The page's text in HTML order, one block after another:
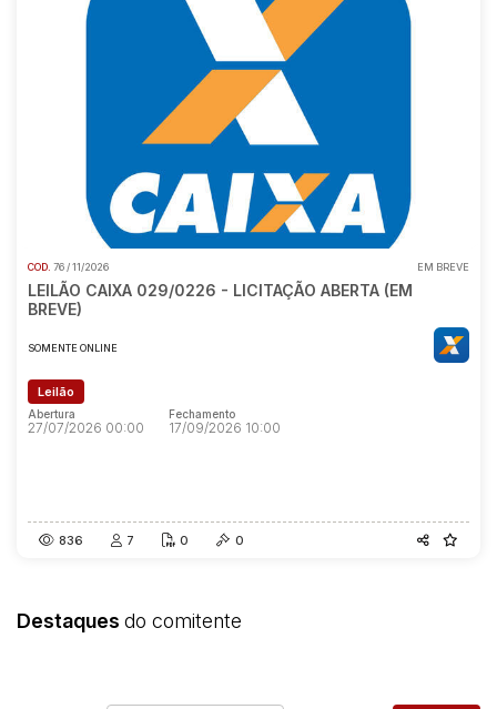
Faixa de valor
R$
COD. 76 / 11/2026 EM BREVE
LEILÃO CAIXA 029/0226 - LICITAÇÃO ABERTA (EM
BREVE)
SOMENTE ONLINE
Leilão
Abertura
27/07/2026 00:00
Fechamento
17/09/2026 10:00
836 7 0 0
Destaques do comitente